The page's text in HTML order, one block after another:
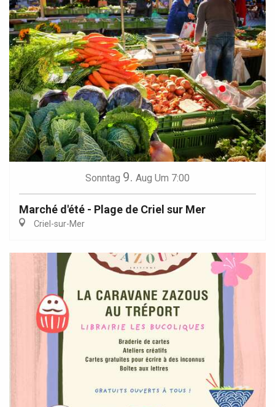
Sonntag 9. Aug Um 7:00
Marché d'été - Plage de Criel sur Mer
Criel-sur-Mer